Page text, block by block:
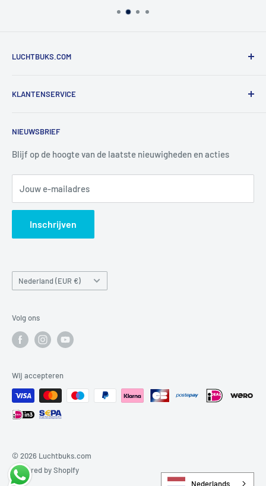
LUCHTBUKS.COM
Utrechtlaan 9
Tel:+31 6 345 30 448
Mail:info@luchtbuks.com
KLANTENSERVICE
Informatie
Privacybeleid
Verzendbeleid
Search
NIEUWSBRIEF
Blijf op de hoogte van de laatste nieuwigheden en acties
Jouw e-mailadres
Inschrijven
Land/regio
Nederland (EUR €)
Volg ons
Wij accepteren
© 2026 Luchtbuks.com
Powered by Shopify
Nederlands